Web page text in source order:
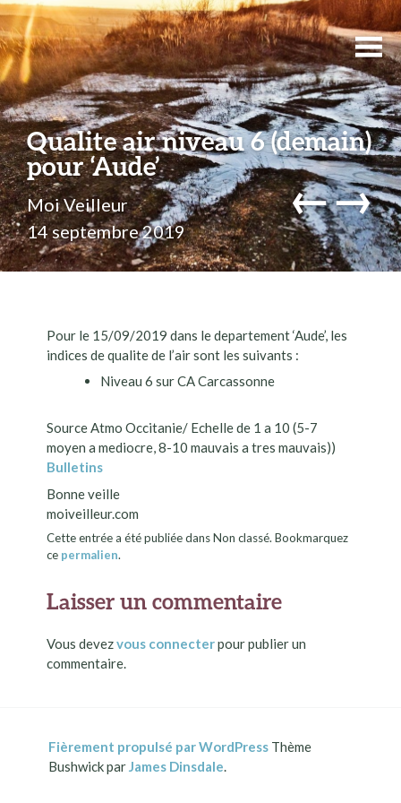
Qualite air niveau 6 (demain)
pour ‘Aude’
Moi Veilleur
14 septembre 2019
←→
Pour le 15/09/2019 dans le departement ‘Aude’, les
indices de qualite de l’air sont les suivants :
Niveau 6 sur CA Carcassonne
Source Atmo Occitanie/ Echelle de 1 a 10 (5-7
moyen a mediocre, 8-10 mauvais a tres mauvais))
Bulletins
Bonne veille
moiveilleur.com
Cette entrée a été publiée dans Non classé. Bookmarquez
ce permalien.
Laisser un commentaire
Vous devezvous connecterpour publier un
commentaire.
Fièrement propulsé par WordPress Thème
Bushwick parJames Dinsdale.